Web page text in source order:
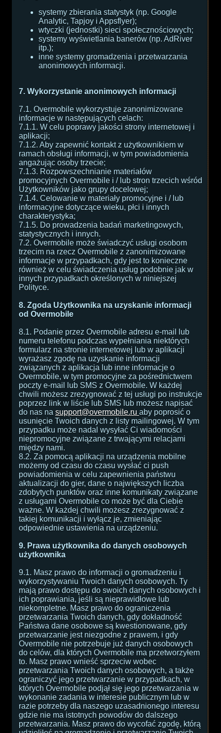
systemy zbierania statystyk (np. Google
Analytic, Tapjoy i Appsflyer);
wtyczki (jednostki) sieci społecznościowych;
systemy wyświetlania banerów (np. AdRiver
itp.);
inne systemy gromadzenia i przetwarzania
anonimowych informacji.
7. Wykorzystanie anonimowych informacji
7.1. Overmobile wykorzystuje zanonimizowane
informacje w następujących celach:
7.1.1. W celu poprawy jakości strony internetowej i
aplikacji;
7.1.2. Aby zapewnić kontakt z użytkownikiem w
ramach obsługi informacji, w tym powiadomienia
angażując osoby trzecie;
7.1.3. Rozpowszechnianie materiałów
promocyjnych Overmobile i / lub stron trzecich wśród
Użytkowników jako grupy docelowej;
7.1.4. Celowanie w materiały promocyjne i / lub
informacyjne dotyczące wieku, płci i innych
charakterystyka;
7.1.5. Do prowadzenia badań marketingowych,
statystycznych i innych.
7.2. Overmobile może świadczyć usługi osobom
trzecim na rzecz Overmobile z zanonimizowane
informacje w przypadkach, gdy jest to konieczne
również w celu świadczenia usług podobnie jak w
innych przypadkach określonych w niniejszej
Polityce.
8. Zgoda Użytkownika na uzyskanie informacji
od Overmobile
8.1. Podanie przez Overmobile adresu e-mail lub
numeru telefonu podczas wypełniania niektórych
formularz na stronie internetowej lub w aplikacji
wyrażasz zgodę na uzyskanie informacji
związanych z aplikacja lub inne informacje o
Overmobile, w tym promocyjne za pośrednictwem
poczty e-mail lub SMS z Overmobile. W każdej
chwili możesz zrezygnować z tej usługi po instrukcje
poprzez link w liście lub SMS lub możesz napisać
do nas na support@overmobile.ru aby poprosić o
usunięcie Twoich danych z listy mailingowej. W tym
przypadku może nadal wysyłać Ci wiadomości
niepromocyjne związane z trwającymi relacjami
między nami.
8.2. Za pomocą aplikacji na urządzenia mobilne
możemy od czasu do czasu wysłać ci push
powiadomienia w celu zapewnienia państwu
aktualizacji do gier, dane o największych liczba
zdobytych punktów oraz inne komunikaty związane
z usługami Overmobile co może być dla Ciebie
ważne. W każdej chwili możesz zrezygnować z
takiej komunikacji i wyłącz je, zmieniając
odpowiednie ustawienia na urządzeniu.
9. Prawa użytkownika do danych osobowych
użytkownika
9.1. Masz prawo do informacji o gromadzeniu i
wykorzystywaniu Twoich danych osobowych. Ty
mają prawo dostępu do swoich danych osobowych i
ich poprawiania, jeśli są nieprawidłowe lub
niekompletne. Masz prawo do ograniczenia
przetwarzania Twoich danych, gdy dokładność
Państwa dane osobowe są kwestionowane, gdy
przetwarzanie jest niezgodne z prawem, i gdy
Overmobile nie potrzebuje już danych osobowych
do celów, dla których Overmobile ma przetworzyłem
to. Masz prawo wnieść sprzeciw wobec
przetwarzania Twoich danych osobowych, a także
ograniczyć jego przetwarzanie w przypadkach, w
których Overmobile podjął się jego przetwarzania w
wykonanie zadania w interesie publicznym lub w
razie potrzeby dla naszego uzasadnionego interesu
gdzie nie ma istotnych powodów do dalszego
przetwarzania. Masz prawo do wycofać zgodę, którą